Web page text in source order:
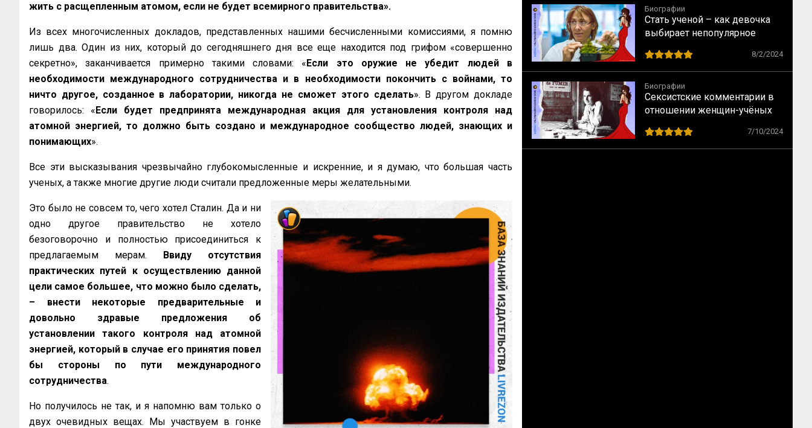
жить с расщепленным атомом, если не будет всемирного правительства».
Из всех многочисленных докладов, представленных нашими бесчисленными комиссиями, я помню
лишь два. Один из них, который до сегодняшнего дня все еще находится под грифом «совершенно
секретно», заканчивается примерно такими словами: «Если это оружие не
убедит людей в
необходимости международного сотрудничества и в необходимости покончить с войнами, то
ничто другое, созданное в лаборатории, никогда не сможет этого сделать». В другом докладе
говорилось: «Если будет предпринята международная акция
для установления контроля над
атомной энергией, то должно быть создано и международное сообщество людей, знающих и
понимающих».
Все эти высказывания чрезвычайно глубокомысленные и искренние, и я думаю, что большая часть
ученых, а также многие другие люди считали предложенные меры желательными.
Это было не совсем то, чего хотел Сталин. Да и ни
одно другое правительство не хотело
безоговорочно и полностью присоединиться к
предлагаемым мерам. Ввиду отсутствия
практических путей к осуществлению данной
цели самое большее, что можно было сделать,
– внести некоторые предварительные и
довольно здравые предложения об
установлении такого контроля над атомной
энергией, который в случае его принятия повел
бы стороны по пути международного
сотрудничества.
Но получилось не так, и я напомню вам только о
двух очевидных вещах. Мы участвуем в гонке
Биографии
Стать ученой – как девочка
выбирает непопулярное
8/2/2024
Биографии
Сексистские комментарии в
отношении женщин-учёных
7/10/2024